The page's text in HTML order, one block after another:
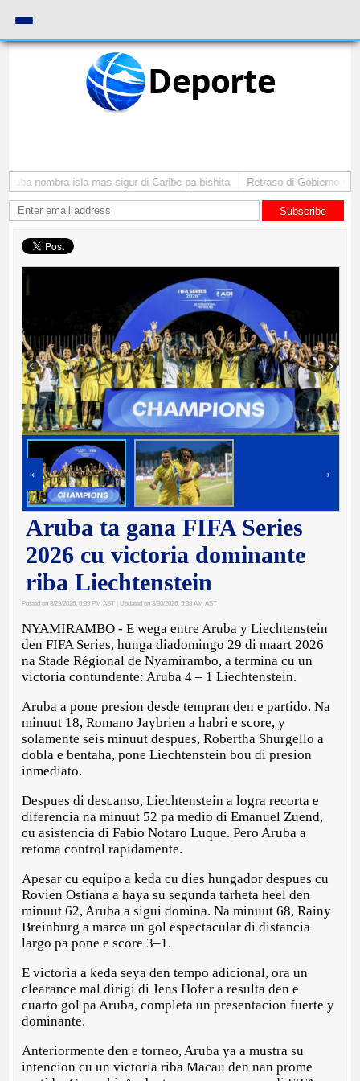
Deporte
nombra isla mas sigur di Caribe pa bishita Retraso di Gobierno ta
Subscribe
‹ ›
Aruba ta gana FIFA Series
2026 cu victoria dominante
riba Liechtenstein
Posted on 3/29/2026, 6:39 PM AST | Updated on 3/30/2026, 5:38 AM AST
NYAMIRAMBO - E wega entre Aruba y Liechtenstein
den FIFA Series, hunga diadomingo 29 di maart 2026
na Stade Régional de Nyamirambo, a termina cu un
victoria contundente: Aruba 4 – 1 Liechtenstein.
Aruba a pone presion desde tempran den e partido. Na
minuut 18, Romano Jaybrien a habri e score, y
solamente seis minuut despues, Robertha Shurgello a
dobla e bentaha, pone Liechtenstein bou di presion
inmediato.
Despues di descanso, Liechtenstein a logra recorta e
diferencia na minuut 52 pa medio di Emanuel Zuend,
cu asistencia di Fabio Notaro Luque. Pero Aruba a
retoma control rapidamente.
Apesar cu equipo a keda cu dies hungador despues cu
Rovien Ostiana a haya su segunda tarheta heel den
minuut 62, Aruba a sigui domina. Na minuut 68, Rainy
Breinburg a marca un gol espectacular di distancia
largo pa pone e score 3–1.
E victoria a keda seya den tempo adicional, ora un
clearance mal dirigi di Jens Hofer a resulta den e
cuarto gol pa Aruba, completa un presentacion fuerte y
dominante.
Anteriormente den e torneo, Aruba ya a mustra su
intencion cu un victoria riba Macau den nan prome